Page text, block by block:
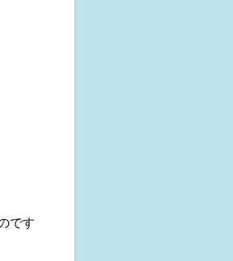
です